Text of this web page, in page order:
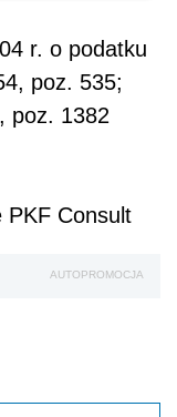
r. o podatku
poz. 535;
poz. 1382
PKF Consult
AUTOPROMOCJA